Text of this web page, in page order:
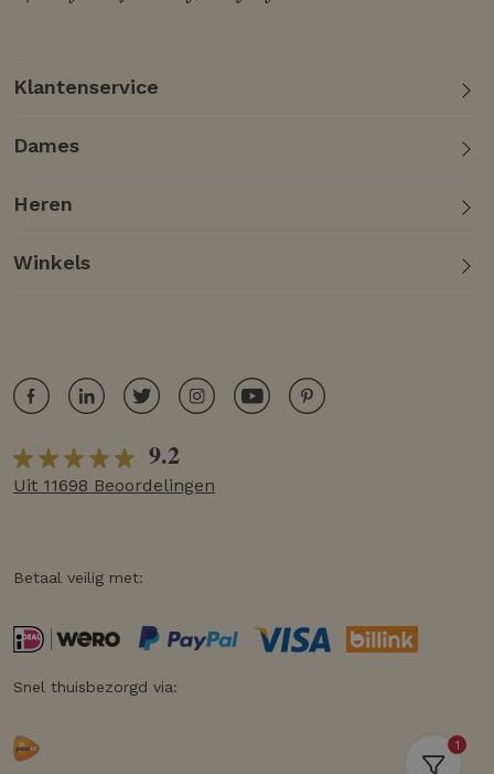
1
Klantenservice
Dames
Heren
Winkels
9.2
Uit 11698 Beoordelingen
Betaal veilig met:
Snel thuisbezorgd via: